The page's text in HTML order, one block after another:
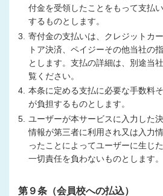
付金を受領したことをもって支払
するものとします。
3.
寄付金の支払いは、クレジットカ
トア決済、ペイジーその他当社の
とします。支払の詳細は、別途当
覧ください。
4. 本条に定める支払に必要な手数料
が負担するものとします。
5.
ユーザーが本サービスに入力した
情報が第三者に利用され又は入力
ったことによってユーザーに生じ
一切責任を負わないものとします。
第９条（会員校への払込）